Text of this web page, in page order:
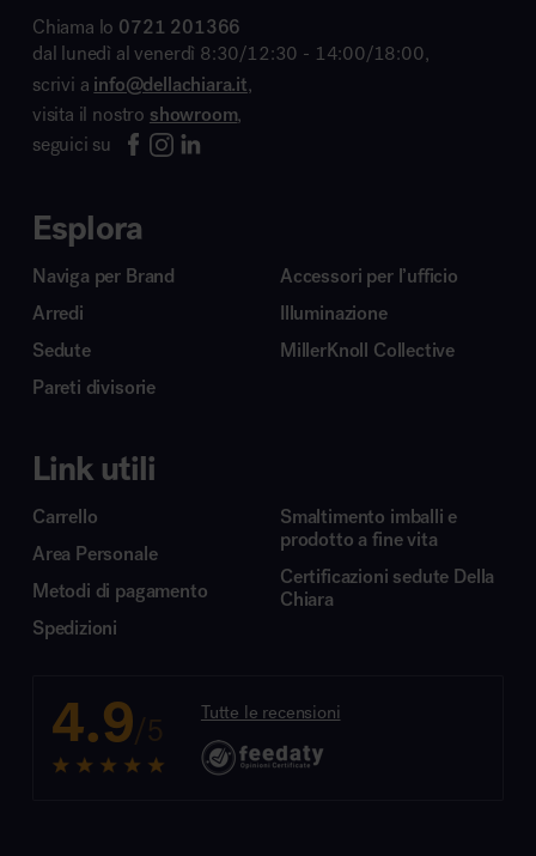
Chiama lo 0721 201366
dal lunedì al venerdì 8:30/12:30 - 14:00/18:00,
scrivi a info@dellachiara.it,
visita il nostro showroom,
seguici su
Esplora
Naviga per Brand
Arredi
Sedute
Pareti divisorie
Accessori per l’ufficio
Illuminazione
MillerKnoll Collective
Link utili
Carrello
Area Personale
Metodi di pagamento
Spedizioni
Smaltimento imballi e
prodotto a fine vita
Certificazioni sedute Della
Chiara
4.9/5 Tutte le recensioni